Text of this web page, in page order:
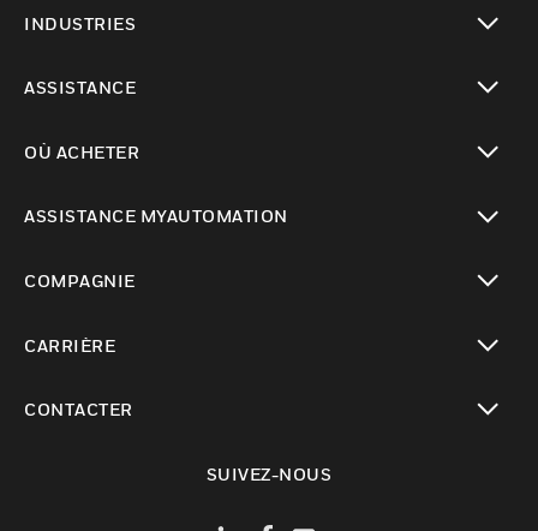
INDUSTRIES
ASSISTANCE
OÙ ACHETER
ASSISTANCE MYAUTOMATION
COMPAGNIE
CARRIÈRE
CONTACTER
SUIVEZ-NOUS